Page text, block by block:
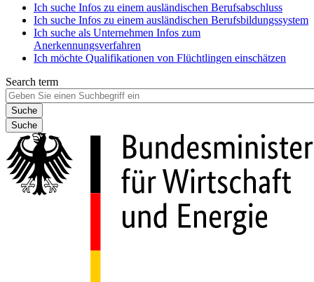
Ich suche Infos zu einem ausländischen Berufsabschluss
Ich suche Infos zu einem ausländischen Berufsbildungssystem
Ich suche als Unternehmen Infos zum
Anerkennungsverfahren
Ich möchte Qualifikationen von Flüchtlingen einschätzen
Search term
Suche